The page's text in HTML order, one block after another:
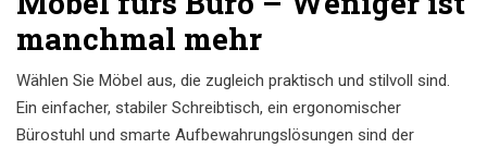
manchmal mehr
Wählen Sie Möbel aus, die zugleich praktisch und stilvoll sind.
Ein einfacher, stabiler Schreibtisch, ein ergonomischer
Bürostuhl und smarte Aufbewahrungslösungen sind der